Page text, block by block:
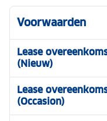
Voorwaarden
Lease
(Nieuw)
Lease
(Occasion)